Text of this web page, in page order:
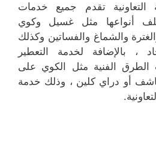
تقدم جميع خدمات
أنواعها مثل غسيل وكوي
والشماغ والفساتين وكذلك
، بالإضافة لخدمة التعطير
الطرق الفنية مثل الكوي على
أو دراي كلين ، وذلك خدمة